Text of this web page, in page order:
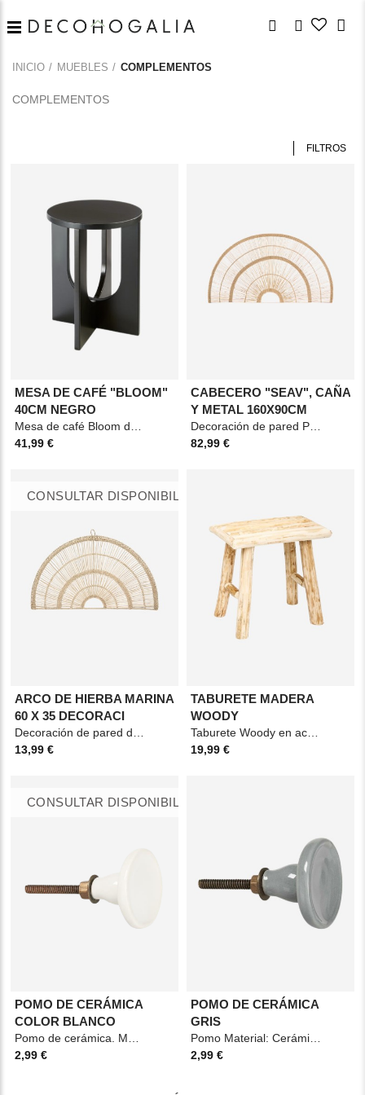
INICIO MUEBLES COMPLEMENTOS
COMPLEMENTOS
FILTROS
MESA DE CAFÉ "BLOOM"
40CM NEGRO
Mesa de café Bloom de 40 cm de diámetro en color negro, con diseño elegante y
41,99 €
CABECERO "SEAV", CAÑA
Y METAL 160X90CM
Decoración de pared Padma de 160 x 90 cm, fabricada en caña natural de color beige, ligera y
82,99 €
CONSULTAR DISPONIBILIDAD
ARCO DE HIERBA MARINA
60 X 35 DECORACI
13,99 €
TABURETE MADERA
WOODY
19,99 €
CONSULTAR DISPONIBILIDAD
POMO DE CERÁMICA
COLOR BLANCO
2,99 €
POMO DE CERÁMICA
GRIS
2,99 €